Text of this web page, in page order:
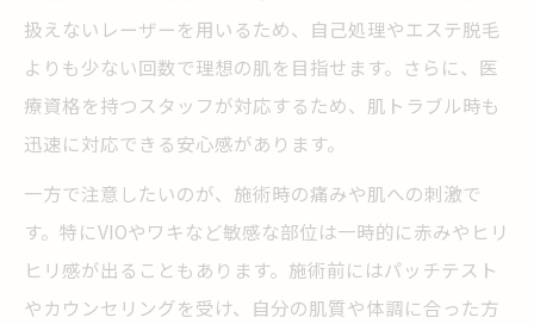
口コミや評判で選ぶ脱毛サロンのコツ
脱毛経験者が語る実感できる変化と効果
自分に合う脱毛プランの上手な選び方
扱えないレーザーを用いるため、自己処理やエステ脱毛
よりも少ない回数で理想の肌を目指せます。さらに、医
療資格を持つスタッフが対応するため、肌トラブル時も
迅速に対応できる安心感があります。
一方で注意したいのが、施術時の痛みや肌への刺激で
す。特にVIOやワキなど敏感な部位は一時的に赤みやヒリ
ヒリ感が出ることもあります。施術前にはパッチテスト
やカウンセリングを受け、自分の肌質や体調に合った方